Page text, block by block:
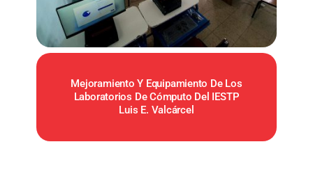
Mejoramiento Y Equipamiento De Los
Laboratorios De Cómputo Del IESTP
Luis E. Valcárcel